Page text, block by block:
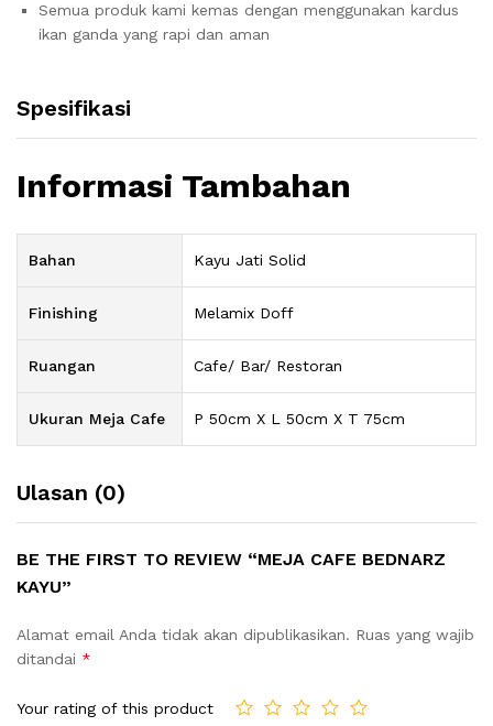
Semua produk kami kemas dengan menggunakan kardus
ikan ganda yang rapi dan aman
Spesifikasi
Informasi Tambahan
Bahan Kayu Jati Solid
Finishing Melamix Doff
Ruangan Cafe/ Bar/ Restoran
Ukuran Meja Cafe P 50cm X L 50cm X T 75cm
Ulasan (0)
BE THE FIRST TO REVIEW “MEJA CAFE BEDNARZ
KAYU”
Alamat email Anda tidak akan dipublikasikan. Ruas yang wajib
ditandai *
Your rating of this product